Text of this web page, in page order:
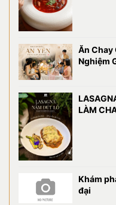
Ăn Chay
Nghiệm
LÀM
Khám
đại